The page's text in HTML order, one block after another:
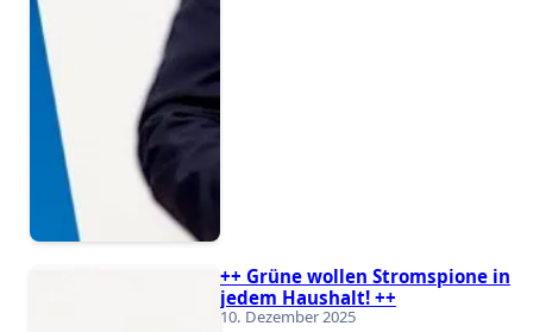
++ Grüne wollen Stromspione in
jedem Haushalt! ++
10. Dezember 2025